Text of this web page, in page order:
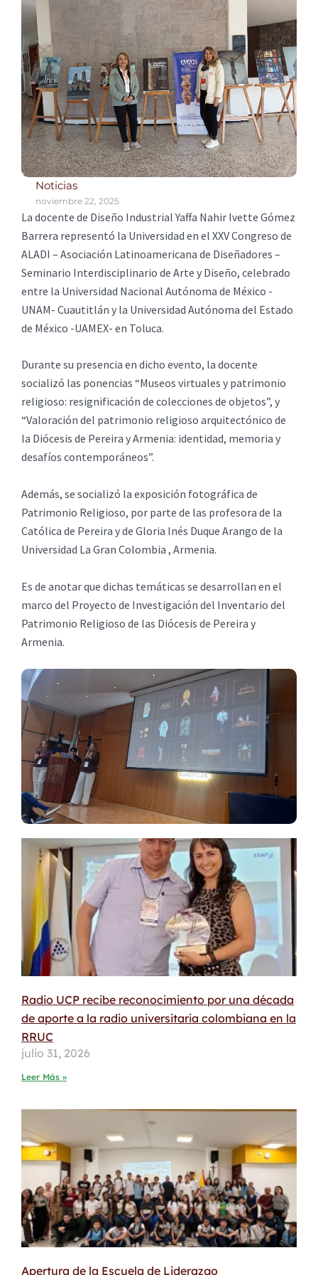
Noticias
noviembre 22, 2025
La docente de Diseño Industrial Yaffa Nahir Ivette Gómez
Barrera representó la Universidad en el XXV Congreso de
ALADI – Asociación Latinoamericana de Diseñadores –
Seminario Interdisciplinario de Arte y Diseño, celebrado
entre la Universidad Nacional Autónoma de México -
UNAM- Cuautitlán y la Universidad Autónoma del Estado
de México -UAMEX- en Toluca.
Durante su presencia en dicho evento, la docente
socializó las ponencias “Museos virtuales y patrimonio
religioso: resignificación de colecciones de objetos”, y
“Valoración del patrimonio religioso arquitectónico de
la Diócesis de Pereira y Armenia: identidad, memoria y
desafíos contemporáneos”.
Además, se socializó la exposición fotográfica de
Patrimonio Religioso, por parte de las profesora de la
Católica de Pereira y de Gloria Inés Duque Arango de la
Universidad La Gran Colombia , Armenia.
Es de anotar que dichas temáticas se desarrollan en el
marco del Proyecto de Investigación del Inventario del
Patrimonio Religioso de las Diócesis de Pereira y
Armenia.
Radio UCP recibe reconocimiento por una década
de aporte a la radio universitaria colombiana en la
RRUC
julio 31, 2026
Leer Más »
Apertura de la Escuela de Liderazgo